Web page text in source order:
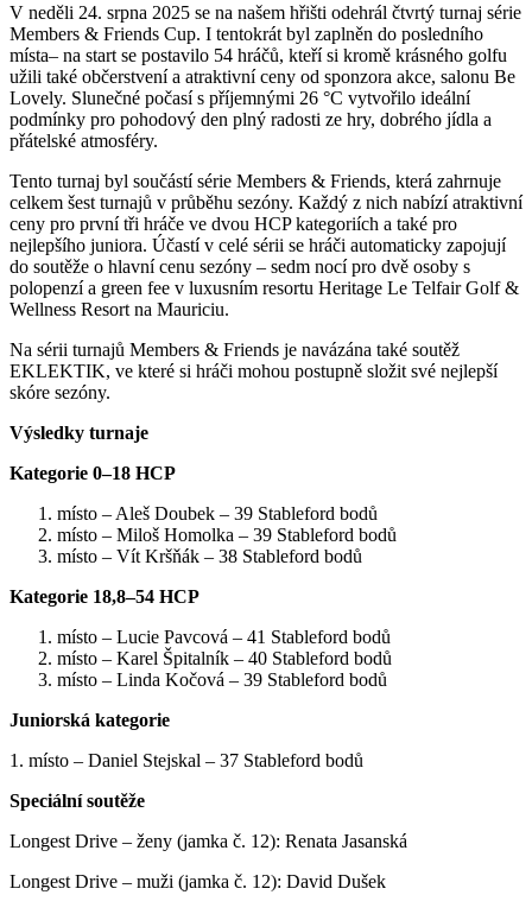
V neděli 24. srpna 2025 se na našem hřišti odehrál čtvrtý turnaj série
Members & Friends Cup. I tentokrát byl zaplněn do posledního
místa– na start se postavilo 54 hráčů, kteří si kromě krásného golfu
užili také občerstvení a atraktivní ceny od sponzora akce, salonu Be
Lovely. Slunečné počasí s příjemnými 26 °C vytvořilo ideální
podmínky pro pohodový den plný radosti ze hry, dobrého jídla a
přátelské atmosféry.
Tento turnaj byl součástí série Members & Friends, která zahrnuje
celkem šest turnajů v průběhu sezóny. Každý z nich nabízí atraktivní
ceny pro první tři hráče ve dvou HCP kategoriích a také pro
nejlepšího juniora. Účastí v celé sérii se hráči automaticky zapojují
do soutěže o hlavní cenu sezóny – sedm nocí pro dvě osoby s
polopenzí a green fee v luxusním resortu Heritage Le Telfair Golf &
Wellness Resort na Mauriciu.
Na sérii turnajů Members & Friends je navázána také soutěž
EKLEKTIK, ve které si hráči mohou postupně složit své nejlepší
skóre sezóny.
Výsledky turnaje
Kategorie 0–18 HCP
místo – Aleš Doubek – 39 Stableford bodů
místo – Miloš Homolka – 39 Stableford bodů
místo – Vít Kršňák – 38 Stableford bodů
Kategorie 18,8–54 HCP
místo – Lucie Pavcová – 41 Stableford bodů
místo – Karel Špitalník – 40 Stableford bodů
místo – Linda Kočová – 39 Stableford bodů
Juniorská kategorie
1. místo – Daniel Stejskal – 37 Stableford bodů
Speciální soutěže
Longest Drive – ženy (jamka č. 12): Renata Jasanská
Longest Drive – muži (jamka č. 12): David Dušek